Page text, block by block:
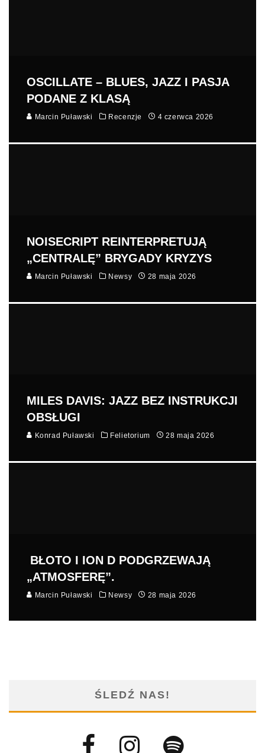
OSCILLATE – BLUES, JAZZ I PASJA
PODANE Z KLASĄ
Marcin Puławski Recenzje 4 czerwca 2026
NOISECRIPT REINTERPRETUJĄ
„CENTRALĘ” BRYGADY KRYZYS
Marcin Puławski Newsy 28 maja 2026
MILES DAVIS: JAZZ BEZ INSTRUKCJI
OBSŁUGI
Konrad Puławski Felietorium 28 maja 2026
BŁOTO I ION D PODGRZEWAJĄ
„ATMOSFERĘ”.
Marcin Puławski Newsy 28 maja 2026
ŚLEDŹ NAS!